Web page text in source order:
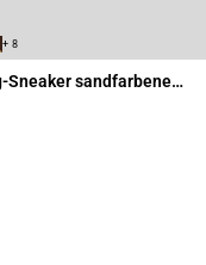
+ 8
Swing-Sneaker sandfarbenem Wildleder